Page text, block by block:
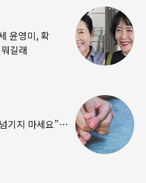
윤영미, 확
길래
기지 마세요”…